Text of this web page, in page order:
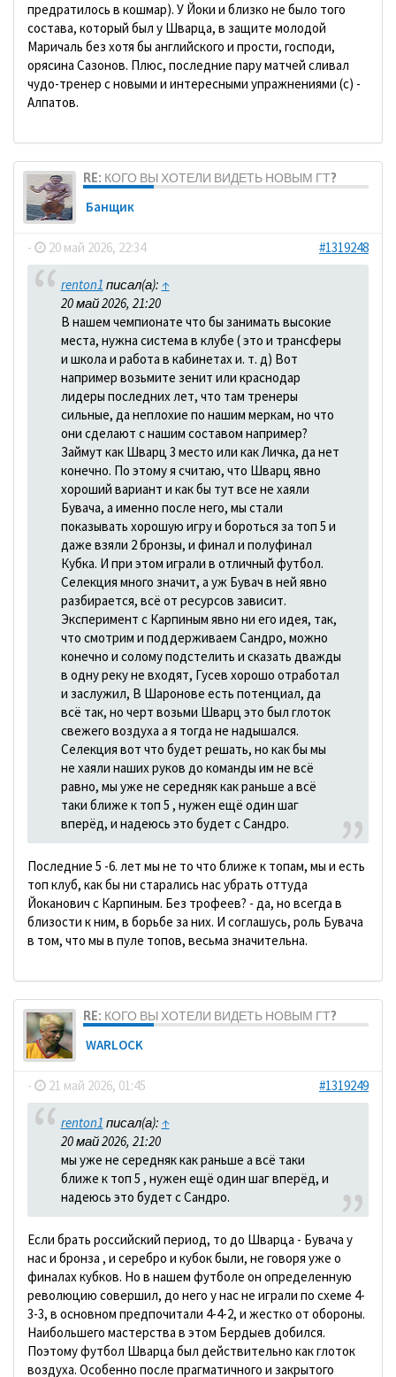
предратилось в кошмар). У Йоки и близко не было того
состава, который был у Шварца, в защите молодой
Маричаль без хотя бы английского и прости, господи,
орясина Сазонов. Плюс, последние пару матчей сливал
чудо-тренер с новыми и интересными упражнениями (с) -
Алпатов.
RE: КОГО ВЫ ХОТЕЛИ ВИДЕТЬ НОВЫМ ГТ?
Банщик
- 20 май 2026, 22:34 #1319248
renton1 писал(а): ↑
20 май 2026, 21:20
В нашем чемпионате что бы занимать высокие
места, нужна система в клубе ( это и трансферы
и школа и работа в кабинетах и. т. д) Вот
например возьмите зенит или краснодар
лидеры последних лет, что там тренеры
сильные, да неплохие по нашим меркам, но что
они сделают с нашим составом например?
Займут как Шварц 3 место или как Личка, да нет
конечно. По этому я считаю, что Шварц явно
хороший вариант и как бы тут все не хаяли
Бувача, а именно после него, мы стали
показывать хорошую игру и бороться за топ 5 и
даже взяли 2 бронзы, и финал и полуфинал
Кубка. И при этом играли в отличный футбол.
Селекция много значит, а уж Бувач в ней явно
разбирается, всё от ресурсов зависит.
Эксперимент с Карпиным явно ни его идея, так,
что смотрим и поддерживаем Сандро, можно
конечно и солому подстелить и сказать дважды
в одну реку не входят, Гусев хорошо отработал
и заслужил, В Шаронове есть потенциал, да
всё так, но черт возьми Шварц это был глоток
свежего воздуха а я тогда не надышался.
Селекция вот что будет решать, но как бы мы
не хаяли наших руков до команды им не всё
равно, мы уже не середняк как раньше а всё
таки ближе к топ 5 , нужен ещё один шаг
вперёд, и надеюсь это будет с Сандро.
Последние 5 -6. лет мы не то что ближе к топам, мы и есть
топ клуб, как бы ни старались нас убрать оттуда
Йоканович с Карпиным. Без трофеев? - да, но всегда в
близости к ним, в борьбе за них. И соглашусь, роль Бувача
в том, что мы в пуле топов, весьма значительна.
RE: КОГО ВЫ ХОТЕЛИ ВИДЕТЬ НОВЫМ ГТ?
WARLOCK
- 21 май 2026, 01:45 #1319249
renton1 писал(а): ↑
20 май 2026, 21:20
мы уже не середняк как раньше а всё таки
ближе к топ 5 , нужен ещё один шаг вперёд, и
надеюсь это будет с Сандро.
Если брать российский период, то до Шварца - Бувача у
нас и бронза , и серебро и кубок были, не говоря уже о
финалах кубков. Но в нашем футболе он определенную
революцию совершил, до него у нас не играли по схеме 4-
3-3, в основном предпочитали 4-4-2, и жестко от обороны.
Наибольшего мастерства в этом Бердыев добился.
Поэтому футбол Шварца был действительно как глоток
воздуха. Особенно после прагматичного и закрытого